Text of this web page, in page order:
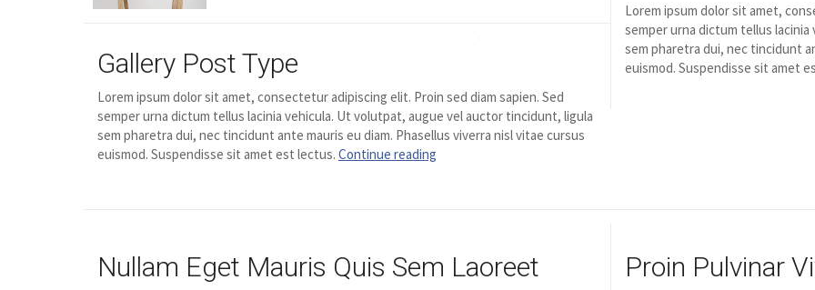
Gallery Post Type
Lorem ipsum dolor sit amet, consectetur adipiscing elit. Proin sed diam sapien. Sed
semper urna dictum tellus lacinia vehicula. Ut volutpat, augue vel auctor tincidunt, ligula
sem pharetra dui, nec tincidunt ante mauris eu diam. Phasellus viverra nisl vitae cursus
euismod. Suspendisse sit amet est lectus. Continue reading
Lorem ipsum dolor sit amet,
semper urna dictum tellus
sem pharetra dui, nec tincidunt
euismod. Suspendisse sit amet
Nullam Eget Mauris Quis Sem Laoreet Proin Pulvinar